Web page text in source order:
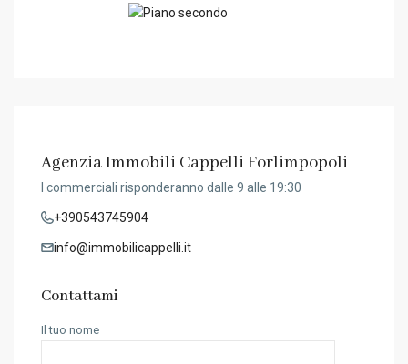
Agenzia Immobili Cappelli Forlimpopoli
I commerciali risponderanno dalle 9 alle 19:30
+390543745904
info@immobilicappelli.it
Contattami
Il tuo nome